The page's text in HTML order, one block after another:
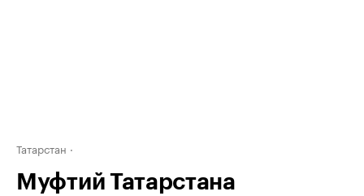
Татарстан
Муфтий Татарстана